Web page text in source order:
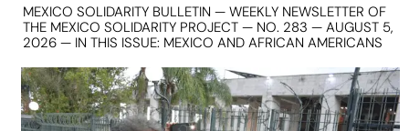
MEXICO SOLIDARITY BULLETIN — WEEKLY NEWSLETTER OF
THE MEXICO SOLIDARITY PROJECT — NO. 283 — AUGUST 5,
2026 — IN THIS ISSUE: MEXICO AND AFRICAN AMERICANS